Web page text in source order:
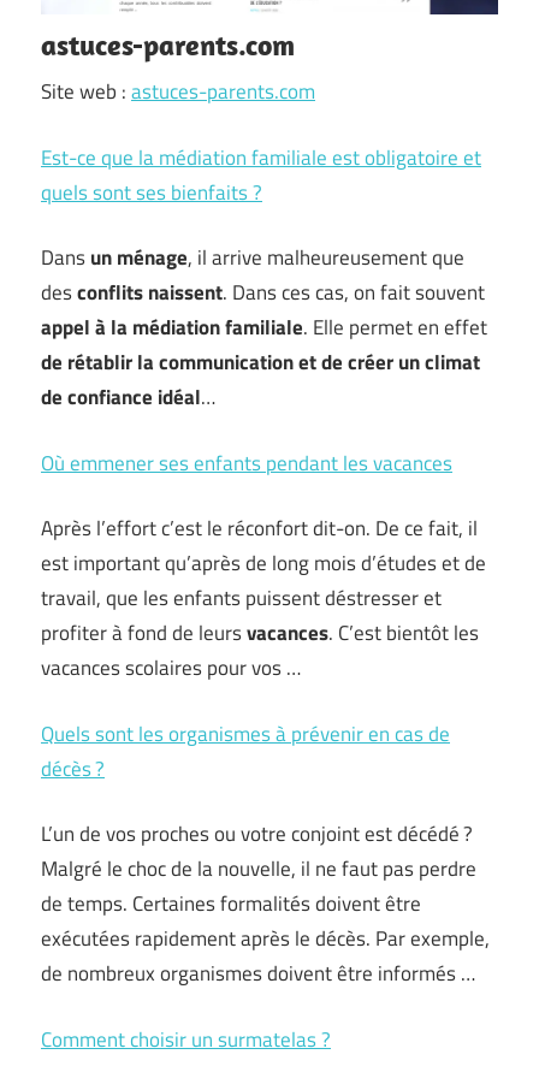
astuces-parents.com
Site web :astuces-parents.com
Est-ce que la médiation familiale est obligatoire et
quels sont ses bienfaits ?
Dansun ménage, il arrive malheureusement que
desconflits naissent. Dans ces cas, on fait souvent
appel à la médiation familiale. Elle permet en effet
de rétablir la communication et de créer un climat
de confiance idéal…
Où emmener ses enfants pendant les vacances
Après l’effort c’est le réconfort dit-on. De ce fait, il
est important qu’après de long mois d’études et de
travail, que les enfants puissent déstresser et
profiter à fond de leursvacances. C’est bientôt les
vacances scolaires pour vos …
Quels sont les organismes à prévenir en cas de
décès ?
L’un de vos proches ou votre conjoint est décédé ?
Malgré le choc de la nouvelle, il ne faut pas perdre
de temps. Certaines formalités doivent être
exécutées rapidement après le décès. Par exemple,
de nombreux organismes doivent être informés …
Comment choisir un surmatelas ?